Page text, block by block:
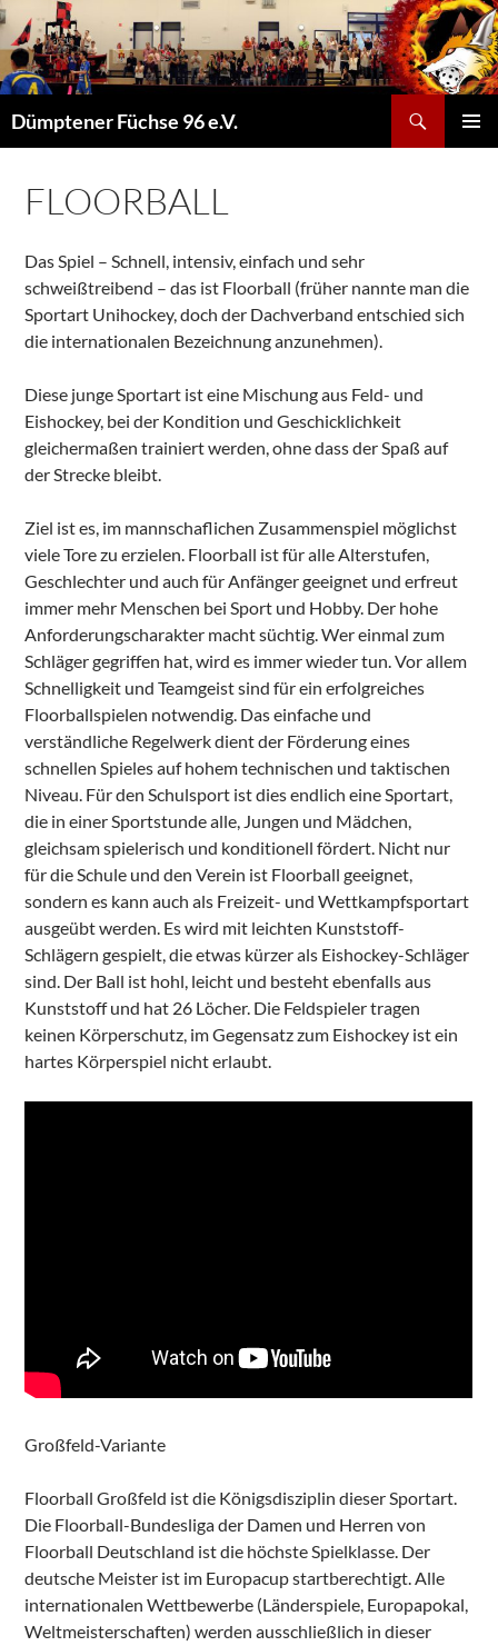
Dümptener Füchse 96 e.V.
SPRINGEN
FLOORBALL
Das Spiel – Schnell, intensiv, einfach und sehr
schweißtreibend – das ist Floorball (früher nannte man die
Sportart Unihockey, doch der Dachverband entschied sich
die internationalen Bezeichnung anzunehmen).
Diese junge Sportart ist eine Mischung aus Feld- und
Eishockey, bei der Kondition und Geschicklichkeit
gleichermaßen trainiert werden, ohne dass der Spaß auf
der Strecke bleibt.
Ziel ist es, im mannschaflichen Zusammenspiel möglichst
viele Tore zu erzielen. Floorball ist für alle Alterstufen,
Geschlechter und auch für Anfänger geeignet und erfreut
immer mehr Menschen bei Sport und Hobby. Der hohe
Anforderungscharakter macht süchtig. Wer einmal zum
Schläger gegriffen hat, wird es immer wieder tun. Vor allem
Schnelligkeit und Teamgeist sind für ein erfolgreiches
Floorballspielen notwendig. Das einfache und
verständliche Regelwerk dient der Förderung eines
schnellen Spieles auf hohem technischen und taktischen
Niveau. Für den Schulsport ist dies endlich eine Sportart,
die in einer Sportstunde alle, Jungen und Mädchen,
gleichsam spielerisch und konditionell fördert. Nicht nur
für die Schule und den Verein ist Floorball geeignet,
sondern es kann auch als Freizeit- und Wettkampfsportart
ausgeübt werden. Es wird mit leichten Kunststoff-
Schlägern gespielt, die etwas kürzer als Eishockey-Schläger
sind. Der Ball ist hohl, leicht und besteht ebenfalls aus
Kunststoff und hat 26 Löcher. Die Feldspieler tragen
keinen Körperschutz, im Gegensatz zum Eishockey ist ein
hartes Körperspiel nicht erlaubt.
Großfeld-Variante
Floorball Großfeld ist die Königsdisziplin dieser Sportart.
Die Floorball-Bundesliga der Damen und Herren von
Floorball Deutschland ist die höchste Spielklasse. Der
deutsche Meister ist im Europacup startberechtigt. Alle
internationalen Wettbewerbe (Länderspiele, Europapokal,
Weltmeisterschaften) werden ausschließlich in dieser